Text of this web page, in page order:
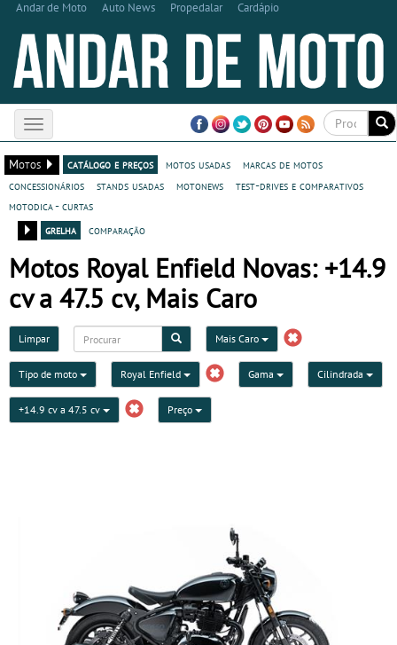
Andar de Moto Auto News Propedalar Cardápio
Toggle
navigation
Motos
catálogo e preços motos usadas
marcas de motos
concessionários
stands usadas motonews
test-drives e comparativos
motodica - curtas
grelha
comparação
Motos Royal Enfield Novas: +14.9
cv a 47.5 cv, Mais Caro
Limpar Mais Caro
Tipo de moto Royal Enfield Gama Cilindrada
+14.9 cv a 47.5 cv Preço